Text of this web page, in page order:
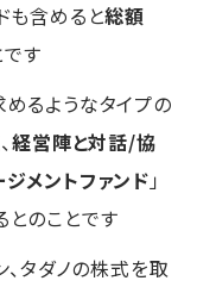
も含めると総額
す
るようなタイプの
経営陣と対話/協
メントファンド 」
のことです
タダノの株式を取